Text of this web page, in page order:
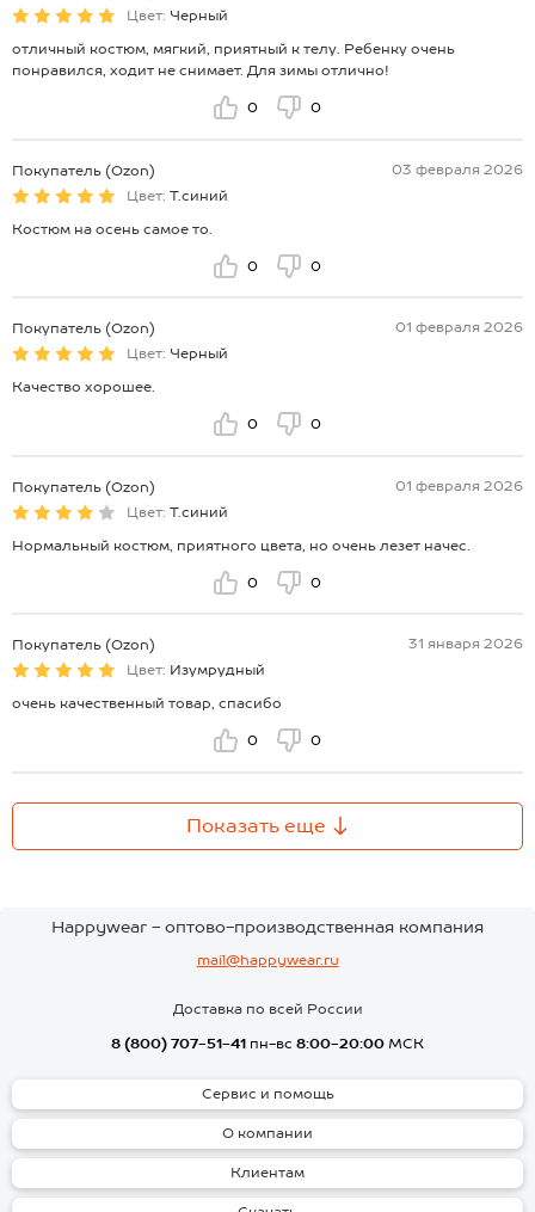
Цвет: Черный
отличный костюм, мягкий, приятный к телу. Ребенку очень
понравился, ходит не снимает. Для зимы отлично!
0 0
Покупатель (Ozon)
03 февраля 2026
Цвет: Т.синий
Костюм на осень самое то.
0 0
Покупатель (Ozon)
01 февраля 2026
Цвет: Черный
Качество хорошее.
0 0
Покупатель (Ozon)
01 февраля 2026
Цвет: Т.синий
Нормальный костюм, приятного цвета, но очень лезет начес.
0 0
Покупатель (Ozon)
31 января 2026
Цвет: Изумрудный
очень качественный товар, спасибо
0 0
Показать еще
Happywear - оптово-производственная компания
mail@happywear.ru
Доставка по всей России
8 (800) 707-51-41 пн-вс 8:00-20:00 МСК
Сервис и помощь
О компании
Клиентам